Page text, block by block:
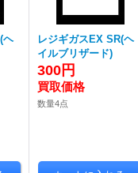
ヘ
レジギガスEX SR(ヘ
イルブリザード)
300円
数量4点